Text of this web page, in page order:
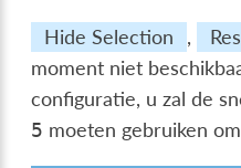
Hide Selection ,
moment niet
configuratie, u zal de
5 moeten gebruiken